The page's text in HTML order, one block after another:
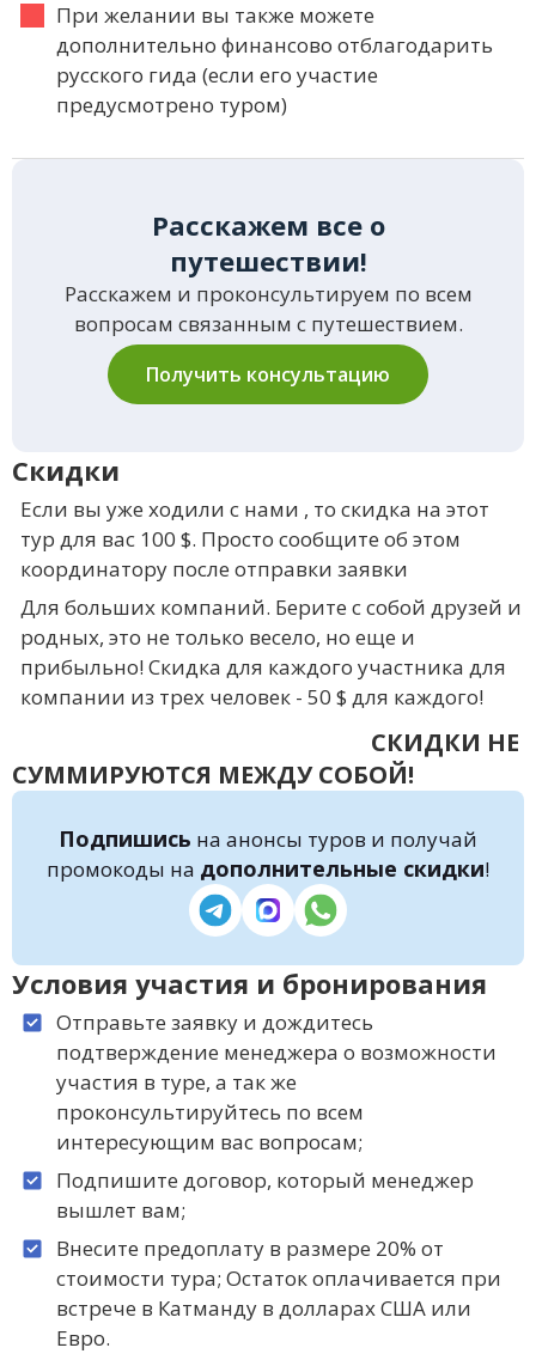
При желании вы также можете
дополнительно финансово отблагодарить
русского гида (если его участие
предусмотрено туром)
Расскажем все о
путешествии!
Расскажем и проконсультируем по всем
вопросам связанным с путешествием.
Получить консультацию
Скидки
Если вы уже ходили с нами , то скидка на этот
тур для вас 100 $. Просто сообщите об этом
координатору после отправки заявки
Для больших компаний. Берите с собой друзей и
родных, это не только весело, но еще и
прибыльно! Скидка для каждого участника для
компании из трех человек - 50 $ для каждого!
СКИДКИ НЕ
СУММИРУЮТСЯ МЕЖДУ СОБОЙ!
Подпишись на анонсы туров и получай
промокоды на дополнительные скидки!
Условия участия и бронирования
Отправьте заявку и дождитесь
подтверждение менеджера о возможности
участия в туре, а так же
проконсультируйтесь по всем
интересующим вас вопросам;
Подпишите договор, который менеджер
вышлет вам;
Внесите предоплату в размере 20% от
стоимости тура; Остаток оплачивается при
встрече в Катманду в долларах США или
Евро.